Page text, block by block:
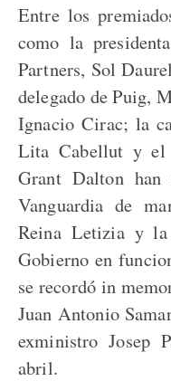
Entre los
como la
Partners, Sol
delegado de Puig,
Ignacio Cirac; la
Lita Cabellut y el
Grant Dalton
Vanguardia de
Reina Letizia y la
Gobierno en
se recordó in
Juan Antonio
exministro Josep
abril.